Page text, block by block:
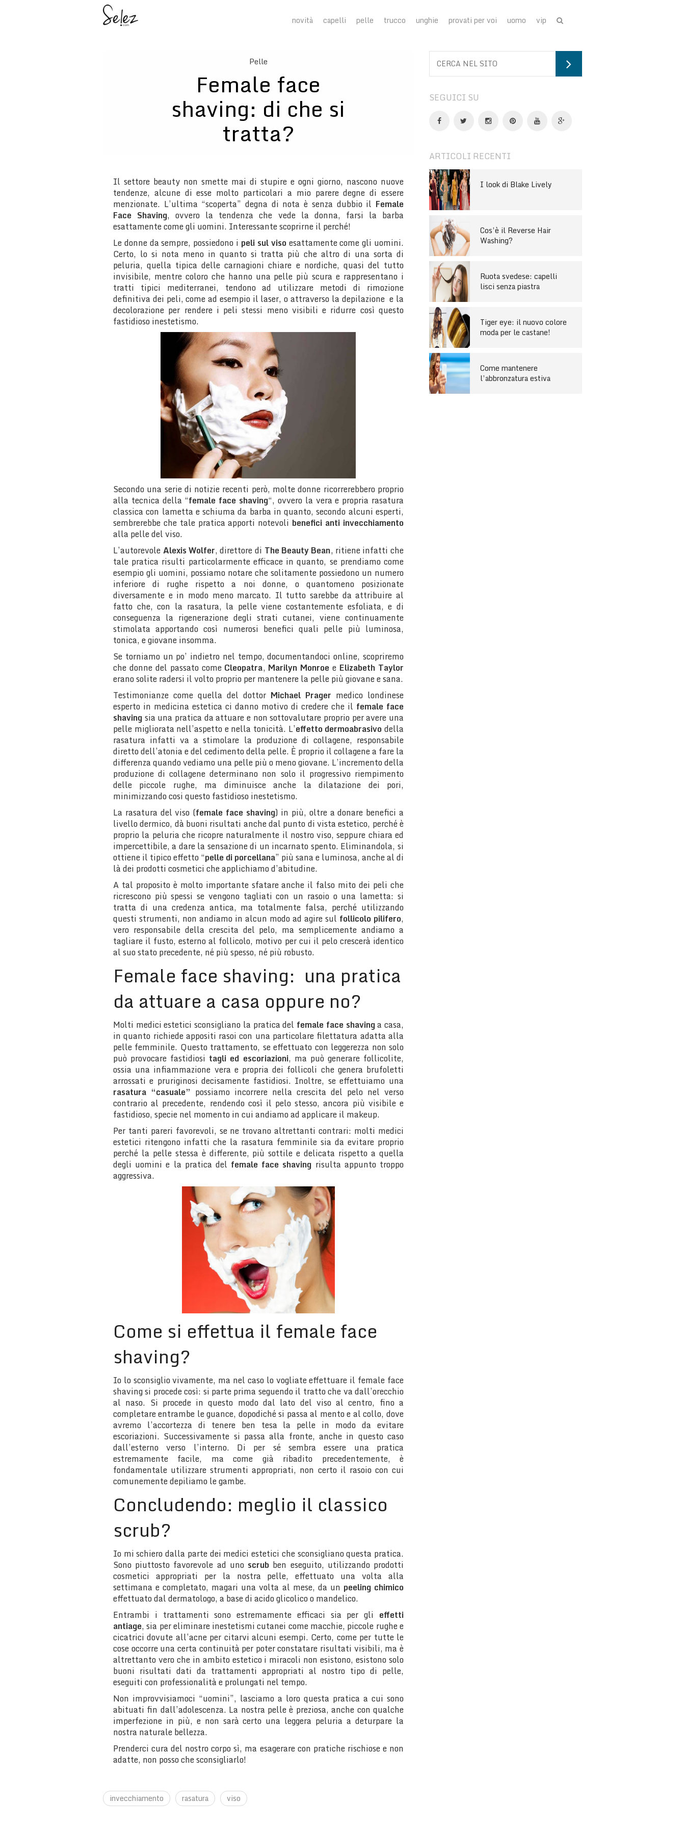
novità capelli pelle trucco unghie provati per voi uomo vip
Pelle
Female face
shaving: di che si
tratta?
Il settore beauty non smette mai di stupire e ogni giorno, nascono nuove
tendenze, alcune di esse molto particolari a mio parere degne di essere
menzionate. L’ultima “scoperta” degna di nota è senza dubbio il Female
Face Shaving, ovvero la tendenza che vede la donna, farsi la barba
esattamente come gli uomini. Interessante scoprirne il perché!
Le donne da sempre, possiedono i peli sul visoesattamente come gli uomini.
Certo, lo si nota meno in quanto si tratta più che altro di una sorta di
peluria, quella tipica delle carnagioni chiare e nordiche, quasi del tutto
invisibile, mentre coloro che hanno una pelle più scura e rappresentano i
tratti tipici mediterranei, tendono ad utilizzare metodi di rimozione
definitiva dei peli, come ad esempio il laser, o attraverso la depilazione e la
decolorazione per rendere i peli stessi meno visibili e ridurre così questo
fastidioso inestetismo.
Secondo una serie di notizie recenti però, molte donne ricorrerebbero proprio
alla tecnica della “female face shaving“, ovvero la vera e propria rasatura
classica con lametta e schiuma da barba in quanto, secondo alcuni esperti,
sembrerebbe che tale pratica apporti notevoli benefici anti invecchiamento
alla pelle del viso.
L’autorevoleAlexis Wolfer, direttore di The Beauty Bean, ritiene infatti che
tale pratica risulti particolarmente efficace in quanto, se prendiamo come
esempio gli uomini, possiamo notare che solitamente possiedono un numero
inferiore di rughe rispetto a noi donne, o quantomeno posizionate
diversamente e in modo meno marcato. Il tutto sarebbe da attribuire al
fatto che, con la rasatura, la pelle viene costantemente esfoliata, e di
conseguenza la rigenerazione degli strati cutanei, viene continuamente
stimolata apportando così numerosi benefici quali pelle più luminosa,
tonica, e giovane insomma.
Se torniamo un po’ indietro nel tempo, documentandoci online, scopriremo
che donne del passato comeCleopatra, Marilyn Monroe e Elizabeth Taylor
erano solite radersi il volto proprio per mantenere la pelle più giovane e sana.
Testimonianze come quella del dottor Michael Prager medico londinese
esperto in medicina estetica ci danno motivo di credere che il female face
shavingsia una pratica da attuare e non sottovalutare proprio per avere una
pelle migliorata nell’aspetto e nella tonicità. L’effetto dermoabrasivodella
rasatura infatti va a stimolare la produzione di collagene, responsabile
diretto dell’atonia e del cedimento della pelle. È proprio il collagene a fare la
differenza quando vediamo una pelle più o meno giovane. L’incremento della
produzione di collagene determinano non solo il progressivo riempimento
delle piccole rughe, ma diminuisce anche la dilatazione dei pori,
minimizzando cosi questo fastidioso inestetismo.
La rasatura del viso (female face shaving) in più, oltre a donare benefici a
livello dermico, dà buoni risultati anche dal punto di vista estetico, perché è
proprio la peluria che ricopre naturalmente il nostro viso, seppure chiara ed
impercettibile, a dare la sensazione di un incarnato spento. Eliminandola, si
ottiene il tipico effetto “pelle di porcellana” più sana e luminosa, anche al di
là dei prodotti cosmetici che applichiamo d’abitudine.
A tal proposito è molto importante sfatare anche il falso mito dei peli che
ricrescono più spessi se vengono tagliati con un rasoio o una lametta: si
tratta di una credenza antica, ma totalmente falsa, perché utilizzando
questi strumenti, non andiamo in alcun modo ad agire sul follicolo pilifero,
vero responsabile della crescita del pelo, ma semplicemente andiamo a
tagliare il fusto, esterno al follicolo, motivo per cui il pelo crescerà identico
al suo stato precedente, né più spesso, né più robusto.
Female face shaving: una pratica
da attuare a casa oppure no?
Molti medici estetici sconsigliano la pratica del female face shavinga casa,
in quanto richiede appositi rasoi con una particolare filettatura adatta alla
pelle femminile. Questo trattamento, se effettuato con leggerezza non solo
può provocare fastidiosi tagli ed escoriazioni, ma può generare follicolite,
ossia una infiammazione vera e propria dei follicoli che genera brufoletti
arrossati e pruriginosi decisamente fastidiosi. Inoltre, se effettuiamo una
rasatura “casuale” possiamo incorrere nella crescita del pelo nel verso
contrario al precedente, rendendo così il pelo stesso, ancora più visibile e
fastidioso, specie nel momento in cui andiamo ad applicare il makeup.
Per tanti pareri favorevoli, se ne trovano altrettanti contrari: molti medici
estetici ritengono infatti che la rasatura femminile sia da evitare proprio
perché la pelle stessa è differente, più sottile e delicata rispetto a quella
degli uomini e la pratica del female face shaving risulta appunto troppo
aggressiva.
Come si effettua il female face
shaving?
Io lo sconsiglio vivamente, ma nel caso lo vogliate effettuare il female face
shaving si procede così: si parte prima seguendo il tratto che va dall’orecchio
al naso. Si procede in questo modo dal lato del viso al centro, fino a
completare entrambe le guance, dopodiché si passa al mento e al collo, dove
avremo l’accortezza di tenere ben tesa la pelle in modo da evitare
escoriazioni. Successivamente si passa alla fronte, anche in questo caso
dall’esterno verso l’interno. Di per sé sembra essere una pratica
estremamente facile, ma come già ribadito precedentemente, è
fondamentale utilizzare strumenti appropriati, non certo il rasoio con cui
comunemente depiliamo le gambe.
Concludendo: meglio il classico
scrub?
Io mi schiero dalla parte dei medici estetici che sconsigliano questa pratica.
Sono piuttosto favorevole ad uno scrub ben eseguito, utilizzando prodotti
cosmetici appropriati per la nostra pelle, effettuato una volta alla
settimana e completato, magari una volta al mese, da un peeling chimico
effettuato dal dermatologo, a base di acido glicolico o mandelico.
Entrambi i trattamenti sono estremamente efficaci sia per gli effetti
antiage, sia per eliminare inestetismi cutanei come macchie, piccole rughe e
cicatrici dovute all’acne per citarvi alcuni esempi. Certo, come per tutte le
cose occorre una certa continuità per poter constatare risultati visibili, ma è
altrettanto vero che in ambito estetico i miracoli non esistono, esistono solo
buoni risultati dati da trattamenti appropriati al nostro tipo di pelle,
eseguiti con professionalità e prolungati nel tempo.
Non improvvisiamoci “uomini”, lasciamo a loro questa pratica a cui sono
abituati fin dall’adolescenza. La nostra pelle è preziosa, anche con qualche
imperfezione in più, e non sarà certo una leggera peluria a deturpare la
nostra naturale bellezza.
Prenderci cura del nostro corpo sì, ma esagerare con pratiche rischiose e non
adatte, non posso che sconsigliarlo!
invecchiamento rasatura viso
SEGUICI SU
ARTICOLI RECENTI
I look di Blake Lively
Cos’è il Reverse Hair
Washing?
Ruota svedese: capelli
lisci senza piastra
Tiger eye: il nuovo colore
moda per le castane!
Come mantenere
l’abbronzatura estiva